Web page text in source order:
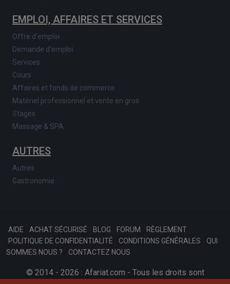
EMPLOI, AFFAIRES ET SERVICES
Offre d'emploi
Demande d'emploi
Services
Cours
Affaires et fonds de commerce
Matériel professionnel et vente en gros
Stages
Massage & SPA
AUTRES
Autres
Gastronomie
AIDE ACHAT SÉCURISÉ BLOG FORUM
RÈGLEMENT
POLITIQUE DE CONFIDENTIALITÉ
CONDITIONS GÉNÉRALES
QUI
SOMMES NOUS ?
CONTACTEZ NOUS
© 2014 - 2026 : Afariat.com - Tous les droits sont